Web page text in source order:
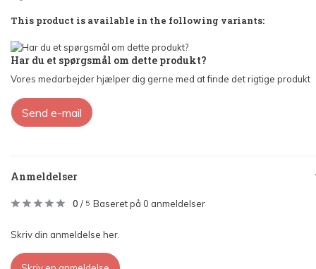
This product is available in the following variants:
Har du et spørgsmål om dette produkt?
Vores medarbejder hjælper dig gerne med at finde det rigtige produkt
Send e-mail
Anmeldelser
0 / 5 Baseret på 0 anmeldelser
Skriv din anmeldelse her.